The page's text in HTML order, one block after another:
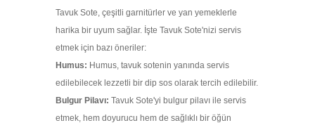
Tavuk Sote, çeşitli garnitürler ve yan yemeklerle
harika bir uyum sağlar. İşte Tavuk Sote'nizi servis
etmek için bazı öneriler:
Humus: Humus, tavuk sotenin yanında servis
edilebilecek lezzetli bir dip sos olarak tercih edilebilir.
Bulgur Pilavı: Tavuk Sote'yi bulgur pilavı ile servis
etmek, hem doyurucu hem de sağlıklı bir öğün